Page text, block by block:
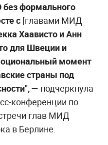
формального
с [главами МИД
Хаависто и Анн
для Швеции и
момент
страны под
— подчеркнула
конференции по
глав МИД
в Берлине.